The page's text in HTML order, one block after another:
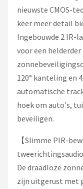
nieuwste CMOS-
keer meer detail
Ingebouwde 2 IR-
voor een
120° kanteling en
automatische
hoek om auto's,
beveiligen.
【Slimme PIR-
tweerichtingsaudio
De draadloze
zijn uitgerust met